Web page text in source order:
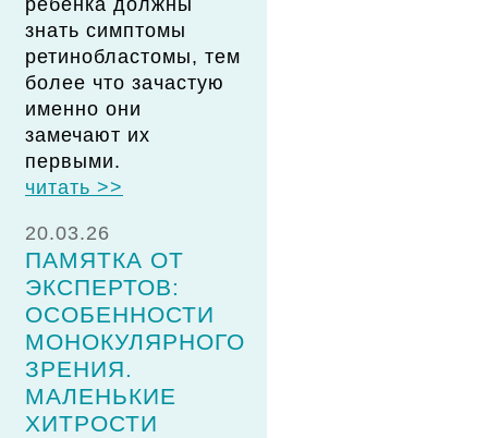
ребенка должны
знать симптомы
ретинобластомы, тем
более что зачастую
именно они
замечают их
первыми.
читать >>
20.03.26
ПАМЯТКА ОТ
ЭКСПЕРТОВ:
ОСОБЕННОСТИ
МОНОКУЛЯРНОГО
ЗРЕНИЯ.
МАЛЕНЬКИЕ
ХИТРОСТИ